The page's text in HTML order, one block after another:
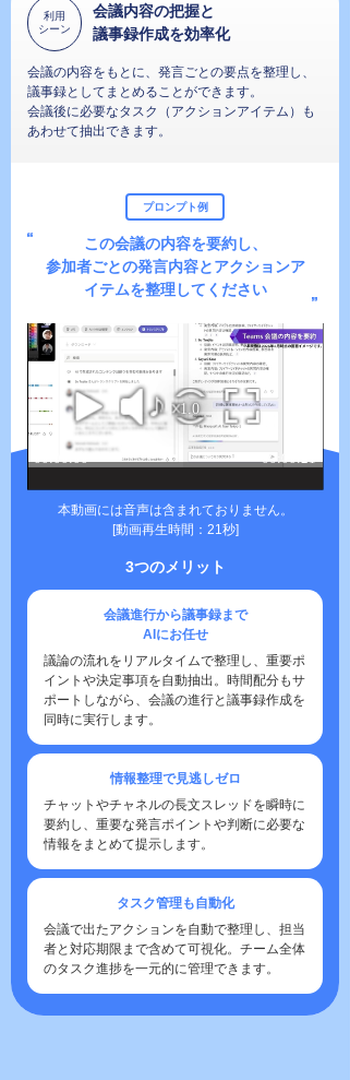
利用
シーン
会議内容の把握と
議事録作成を効率化
会議の内容をもとに、発言ごとの要点を整理し、
議事録としてまとめることができます。
会議後に必要なタスク（アクションアイテム）も
あわせて抽出できます。
プロンプト例
この会議の内容を要約し、
参加者ごとの発言内容とアクションア
イテムを整理してください
本動画には音声は含まれておりません。
[動画再生時間：21秒]
3つのメリット
会議進行から議事録まで
AIにお任せ
議論の流れをリアルタイムで整理し、重要ポ
イントや決定事項を自動抽出。時間配分もサ
ポートしながら、会議の進行と議事録作成を
同時に実行します。
情報整理で見逃しゼロ
チャットやチャネルの長文スレッドを瞬時に
要約し、重要な発言ポイントや判断に必要な
情報をまとめて提示します。
タスク管理も自動化
会議で出たアクションを自動で整理し、担当
者と対応期限まで含めて可視化。チーム全体
のタスク進捗を一元的に管理できます。